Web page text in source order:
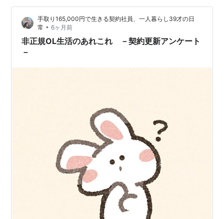
たいていこのサイクル。まとまった連休は年末年始。夏
休みとかゴールデンウィークとか少し羨ましいけど、平
日休みのほうが合ってるから、別に転職してまで欲しい
とは思わない。昔に派遣OLをしてい…
手取り165,000円で生きる契約社員、一人暮らし39才の日
常 • 6ヶ月前
非正規OL生活のあれこれ －契約更新アンケート
－